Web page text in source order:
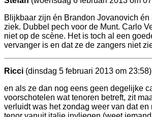
Blijkbaar zijn én Brandon Jovanovich én
ziek. Dubbel pech voor de Munt. Carlo
niet op de scène. Het is toch al een
vervanger is en dat ze de zangers niet
Ricci (dinsdag 5 februari 2013 om 23:58)
en als ze dan nog eens geen degelijke
voorschotelen wat tenoren betreft, zit
verluidt was het zondag weer van dat en